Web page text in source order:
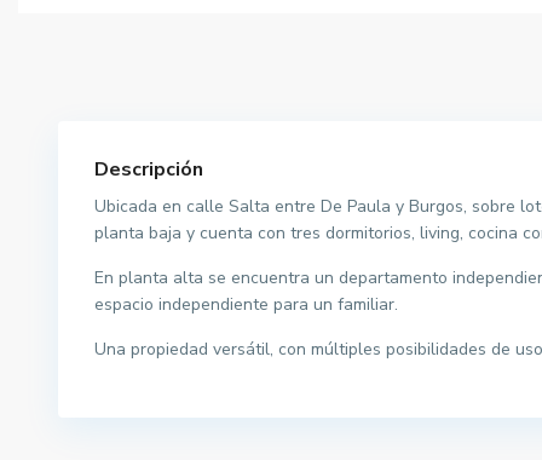
Descripción
Ubicada en calle Salta entre De Paula y Burgos, sobre
planta baja y cuenta con tres dormitorios, living, cocina
En planta alta se encuentra un departamento
espacio independiente para un familiar.
Una propiedad versátil, con múltiples posibilidades de